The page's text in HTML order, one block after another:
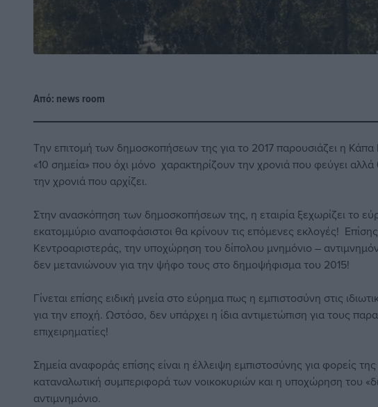
Από: news room
Την επιτομή των δημοσκοπήσεων της για το 2017 παρουσιάζει η Κάπα
«10 σημεία» που όχι μόνο χαρακτηρίζουν την χρονιά που φεύγει
την χρονιά που αρχίζει.
Στην ανασκόπηση των δημοσκοπήσεων της, η εταιρία ξεχωρίζει το
εκατομμύριο αναποφάσιστοι θα κρίνουν τις επόμενες εκλογές!
Κεντροαριστεράς, την υποχώρηση του δίπολου μνημόνιο –
δεν μετανιώνουν για την ψήφο τους στο δημοψήφισμα του 2015!
Γίνεται επίσης ειδική μνεία στο εύρημα πως η εμπιστοσύνη στις
για την εποχή. Ωστόσο, δεν υπάρχει η ίδια αντιμετώπιση για τους
επιχειρηματίες!
Σημεία αναφοράς επίσης είναι η έλλειψη εμπιστοσύνης για φορείς
καταναλωτική συμπεριφορά των νοικοκυριών και η υποχώρηση του
αντιμνημόνιο.